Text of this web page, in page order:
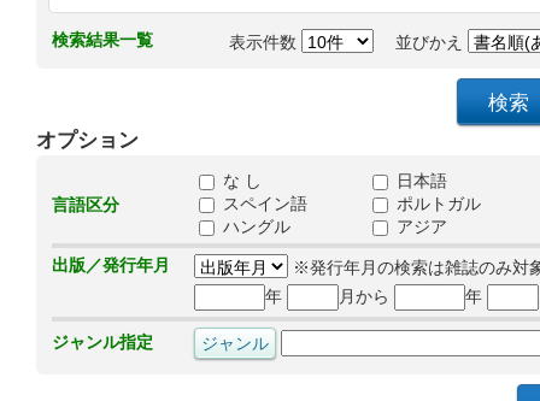
検索結果一覧 表示件数 並びかえ
オプション
言語区分
な し
日本語
スペイン語
ポルトガル
ハングル
アジア
出版／発行年月
※発行年月の検索は雑誌のみ対
年
月から 年
ジャンル指定